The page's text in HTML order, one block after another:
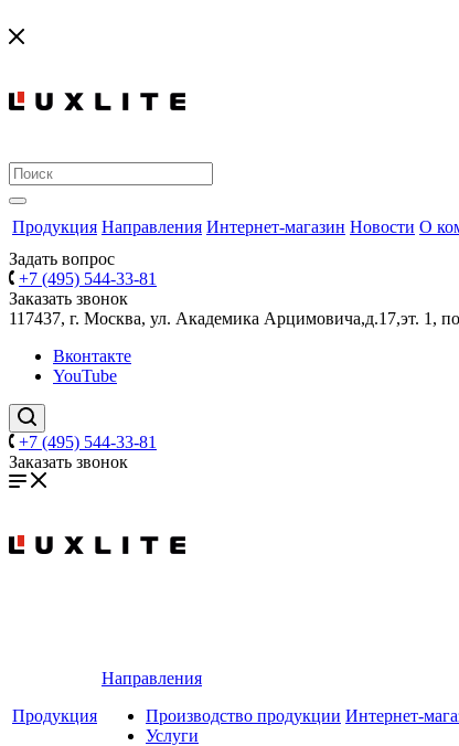
Продукция Направления Интернет-магазин Новости О
Задать вопрос
+7 (495) 544-33-81
Заказать звонок
117437, г. Москва, ул. Академика Арцимовича,д.17,эт. 1,
Вконтакте
YouTube
+7 (495) 544-33-81
Заказать звонок
Продукция
Направления
Производство продукции
Услуги
Интернет-